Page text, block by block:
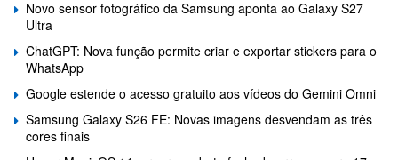
Novo sensor fotográfico da Samsung aponta ao Galaxy S27
Ultra
ChatGPT: Nova função permite criar e exportar stickers para o
WhatsApp
Google estende o acesso gratuito aos vídeos do Gemini Omni
Samsung Galaxy S26 FE: Novas imagens desvendam as três
cores finais